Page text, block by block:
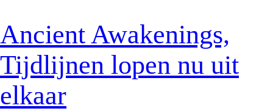
Ancient Awakenings,
Tijdlijnen lopen nu uit
elkaar